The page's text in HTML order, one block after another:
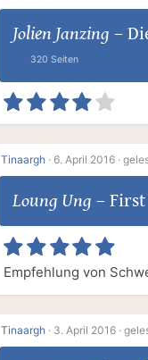
Jolien Janzing –
320 Seiten
Tinaargh · 6. April 2016 ·
Loung Ung –
Empfehlung von
Tinaargh · 3. April 2016 ·